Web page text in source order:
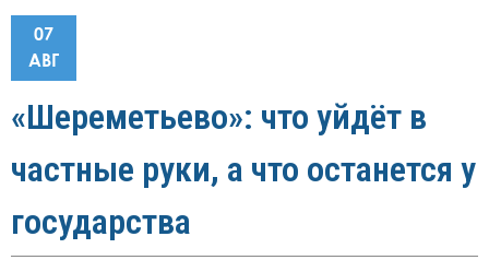
07
АВГ
«Шереметьево»: что уйдёт в
частные руки, а что останется у
государства